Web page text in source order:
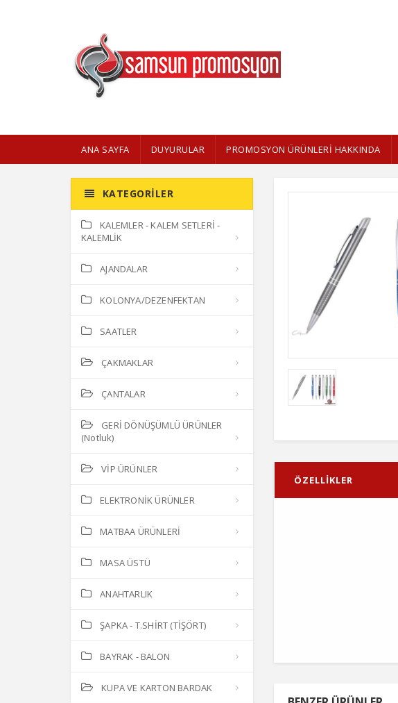
ANA SAYFA DUYURULAR PROMOSYON ÜRÜNLERI HAKKINDA
KATEGORILER
KALEMLER - KALEM SETLERİ -
KALEMLİK
AJANDALAR
KOLONYA/DEZENFEKTAN
SAATLER
ÇAKMAKLAR
ÇANTALAR
GERİ DÖNÜŞÜMLÜ ÜRÜNLER
(Notluk)
VİP ÜRÜNLER
ELEKTRONİK ÜRÜNLER
MATBAA ÜRÜNLERİ
MASA ÜSTÜ
ANAHTARLIK
ŞAPKA - T.SHİRT (TİŞÖRT)
BAYRAK - BALON
KUPA VE KARTON BARDAK
ÖZELLİKLER